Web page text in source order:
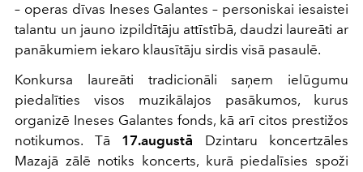
– operas dīvas Ineses Galantes – personiskai iesaistei
talantu un jauno izpildītāju attīstībā, daudzi laureāti ar
panākumiem iekaro klausītāju sirdis visā pasaulē.
Konkursa laureāti tradicionāli saņem ielūgumu
piedalīties visos muzikālajos pasākumos, kurus
organizē Ineses Galantes fonds, kā arī citos prestižos
notikumos. Tā 17.augustā Dzintaru koncertzāles
Mazajā zālē notiks koncerts, kurā piedalīsies spoži